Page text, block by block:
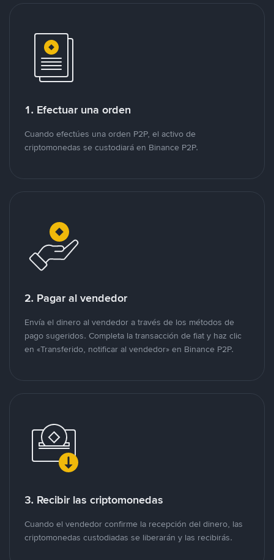
1. Efectuar una orden
Cuando efectúes una orden P2P, el activo de
criptomonedas se custodiará en Binance P2P.
2. Pagar al vendedor
Envía el dinero al vendedor a través de los métodos de
pago sugeridos. Completa la transacción de fiat y haz clic
en «Transferido, notificar al vendedor» en Binance P2P.
3. Recibir las criptomonedas
Cuando el vendedor confirme la recepción del dinero, las
criptomonedas custodiadas se liberarán y las recibirás.